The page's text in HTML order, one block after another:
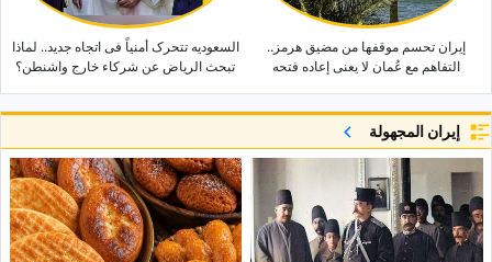
إیران تحسم موقفها من مضیق هرمز..
التفاهم مع عُمان لا یعنی إعاده فتحه
السعودیه تتحرک أمنیاً فی اتجاه جدید.. لماذا
تبحث الریاض عن شرکاء خارج واشنطن؟
إيران المجهولة